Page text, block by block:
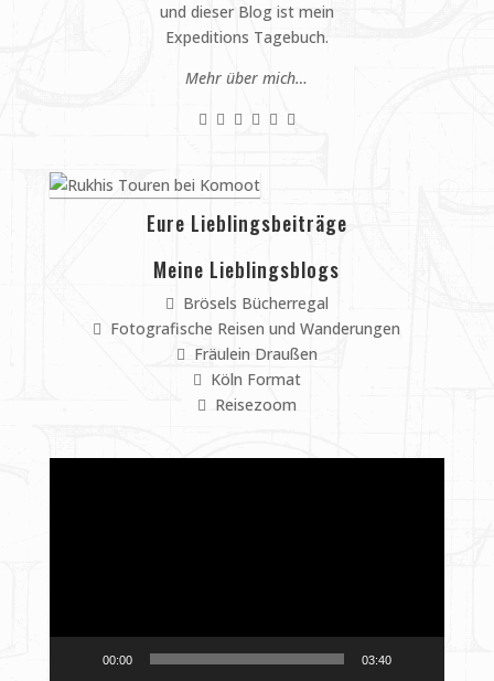
und dieser Blog ist mein
Expeditions Tagebuch.
Mehr über mich…
Eure Lieblingsbeiträge
Meine Lieblingsblogs
Brösels Bücherregal
Fotografische Reisen und Wanderungen
Fräulein Draußen
Köln Format
Reisezoom
00:00 03:40